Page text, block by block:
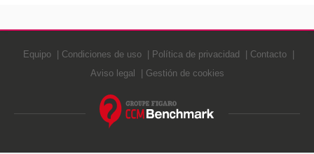
Equipo Condiciones de uso Política de privacidad
Contacto
Aviso legal
Gestión de cookies